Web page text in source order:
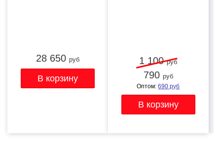
28 650 руб 1 100руб
790 руб
Оптом:690 руб